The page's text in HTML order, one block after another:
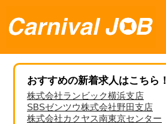
おすすめの新着求人はこちら！
株式会社ランビック横浜支店
SBSゼンツウ株式会社野田支店
株式会社カクヤス南東京センター